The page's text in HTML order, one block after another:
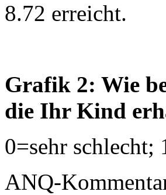
8.72 erreicht.
Grafik 2: Wie
die Ihr Kind
0=sehr schlecht;
ANQ-